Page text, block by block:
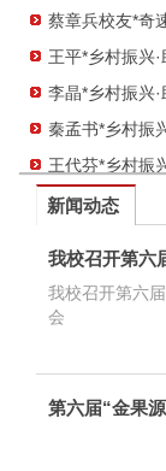
新闻动态
我校召开第六
会
第六届“金果